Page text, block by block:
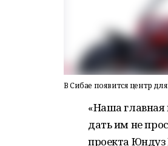
В Сибае появится центр
«Наша главная
дать им не
проекта